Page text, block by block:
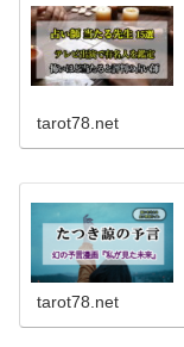
tarot78.net
tarot78.net